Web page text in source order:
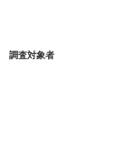
調査対象者